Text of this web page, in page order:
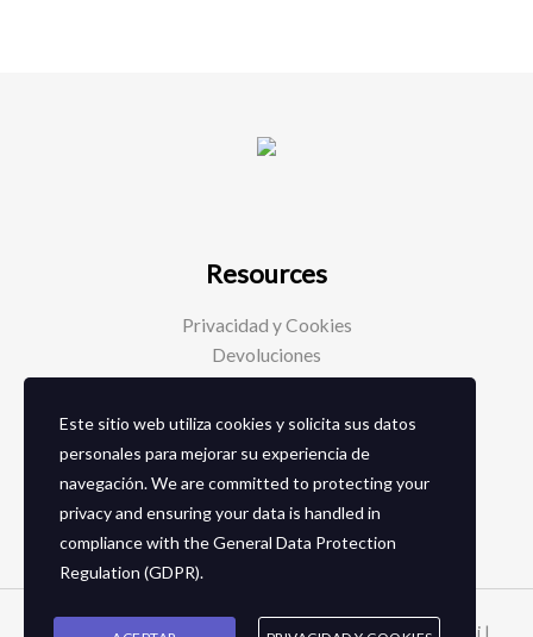
Resources
Privacidad y Cookies
Devoluciones
Social Media
Facebook
Instagram
Este sitio web utiliza cookies y solicita sus datos
personales para mejorar su experiencia de
navegación. We are committed to protecting your
privacy and ensuring your data is handled in
compliance with theGeneral Data Protection
Regulation (GDPR).